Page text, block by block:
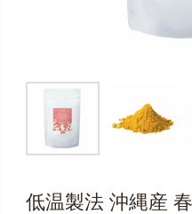
低温製法 沖縄産